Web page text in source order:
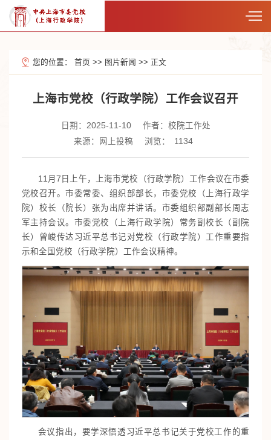
您的位置： 首页 >> 图片新闻 >> 正文
上海市党校（行政学院）工作会议召开
日期：2025-11-10
作者：校院工作处
来源：网上投稿
浏览： 1134
11月7日上午，上海市党校（行政学院）工作会议在市委
党校召开。市委常委、组织部部长，市委党校（上海行政学
院）校长（院长）张为出席并讲话。市委组织部副部长周志
军主持会议。市委党校（上海行政学院）常务副校长（副院
长）曾峻传达习近平总书记对党校（行政学院）工作重要指
示和全国党校（行政学院）工作会议精神。
会议指出，要学深悟透习近平总书记关于党校工作的重